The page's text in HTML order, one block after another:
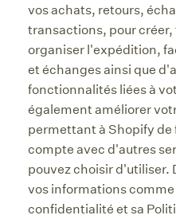
vos achats, retours,
transactions, pour
organiser l'expédition,
et échanges ainsi que
fonctionnalités liées à
également améliorer
permettant à Shopify
compte avec d'autres
pouvez choisir d'utiliser.
vos informations
confidentialité et sa